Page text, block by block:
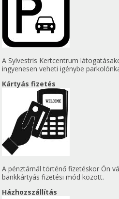
A Sylvestris Kertcentrum
ingyenesen veheti igénybe
Kártyás fizetés
A pénztárnál történő fizetéskor Ön
bankkártyás fizetési mód között.
Házhozszállítás